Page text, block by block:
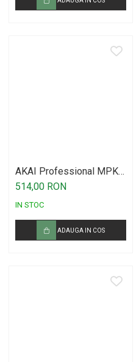
AKAI Professional MPK
Mini IV Gray
514,00 RON
IN STOC
ADAUGA IN COS